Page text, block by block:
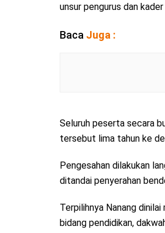
unsur pengurus dan kader
Baca Juga :
Seluruh peserta secara
tersebut lima tahun ke
Pengesahan dilakukan
ditandai penyerahan
Terpilihnya Nanang
bidang pendidikan,